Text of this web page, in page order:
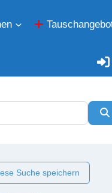
Suche speichern